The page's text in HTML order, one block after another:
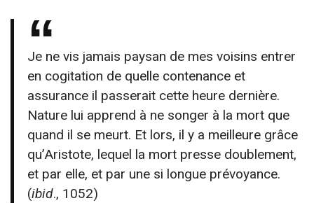
Je ne vis jamais paysan de mes voisins entrer
en cogitation de quelle contenance et
assurance il passerait cette heure dernière.
Nature lui apprend à ne songer à la mort que
quand il se meurt. Et lors, il y a meilleure grâce
qu’Aristote, lequel la mort presse doublement,
et par elle, et par une si longue prévoyance.
(ibid., 1052)